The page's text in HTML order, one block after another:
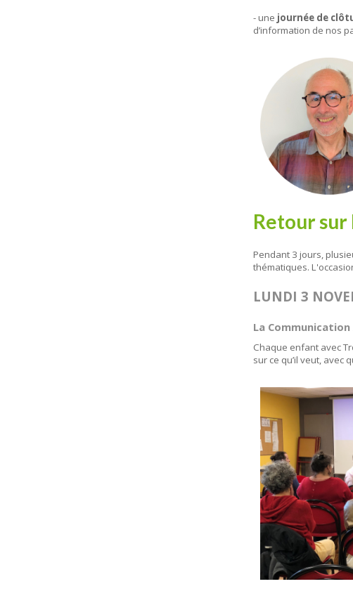
- une journée de
d’information de nos
Retour
Pendant 3 jours,
thématiques.
LUNDI 3
La
Chaque enfant avec
sur ce qu’il veut, avec